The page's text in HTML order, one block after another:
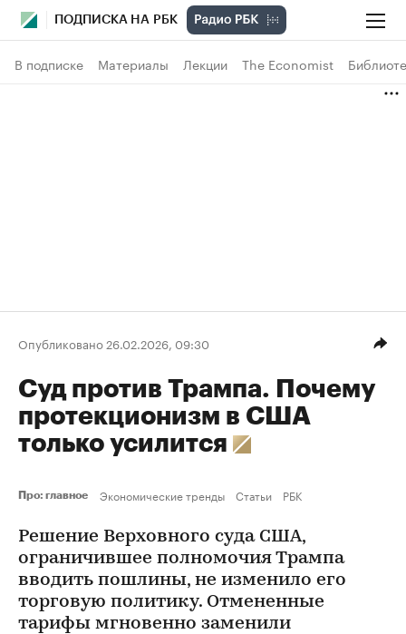
ПОДПИСКА НА РБК
В подписке Материалы Лекции The Economist
Опубликовано 26.02.2026, 09:30
Суд против Трампа. Почему
протекционизм в США
только усилится
Про: главное Экономические тренды Статьи РБК
Решение Верховного суда США,
ограничившее полномочия Трампа
вводить пошлины, не изменило его
торговую политику. Отмененные
тарифы мгновенно заменили